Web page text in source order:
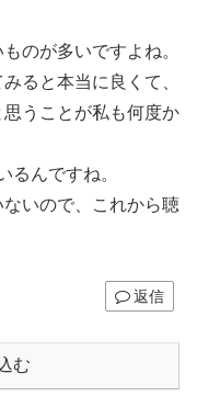
のが多いですよね。
ると本当に良くて、
うことが私も何度か
るんですね。
いので、これから聴
返信
む